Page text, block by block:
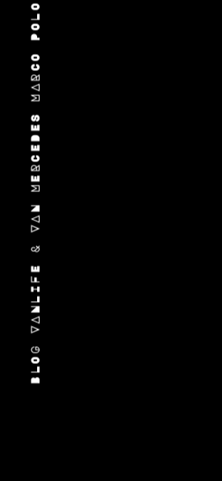
BLOG VANLIFE & VAN MERCEDES MARCO POLO